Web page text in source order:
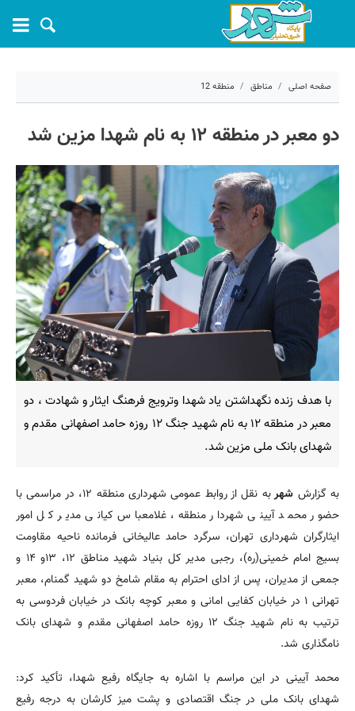
صفحه اصلی مناطق منطقه 12
81138
دو معبر در منطقه ۱۲ به نام شهدا مزین شد
با هدف زنده نگهداشتن یاد شهدا وترویج فرهنگ ایثار و شهادت ، دو
معبر در منطقه ۱۲ به نام شهید جنگ ۱۲ روزه حامد اصفهانی مقدم و
شهدای بانک ملی مزین شد.
به گزارش شهر
به نقل از روابط عمومی شهرداری منطقه ۱۲، در مراسمی با
حضور محمد آیینی شهردار منطقه، غلامعباس کیانی مدیر کل امور
ایثارگران شهرداری تهران، سرگرد حامد عالیخانی فرمانده ناحیه مقاومت
بسیج امام خمینی(ره)، رجبی مدیر کل بنیاد شهید مناطق ۱۲، ۱۳و ۱۴ و
جمعی از مدیران، پس از ادای احترام به مقام شامخ دو شهید گمنام، معبر
تهرانی ۱ در خیابان کفایی امانی و معبر کوچه بانک در خیابان فردوسی به
ترتیب به نام شهید جنگ ۱۲ روزه حامد اصفهانی مقدم و شهدای بانک
نامگذاری شد.
محمد آیینی در این مراسم با اشاره به جایگاه رفیع شهدا، تأکید کرد:
شهدای بانک ملی در جنگ اقتصادی و پشت میز کارشان به درجه رفیع